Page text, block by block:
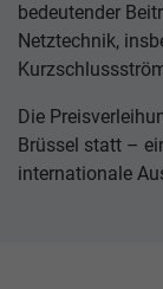
bedeutender
Netztechnik,
Die
Brüssel statt –
internationale